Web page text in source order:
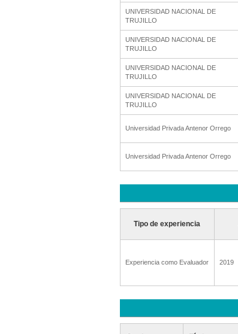
UNIVERSIDAD NACIONAL DE
TRUJILLO
UNIVERSIDAD NACIONAL DE
TRUJILLO
UNIVERSIDAD NACIONAL DE
TRUJILLO
UNIVERSIDAD NACIONAL DE
TRUJILLO
Universidad Privada Antenor Orrego
Universidad Privada Antenor Orrego
Tipo de experiencia
Experiencia como Evaluador 2019